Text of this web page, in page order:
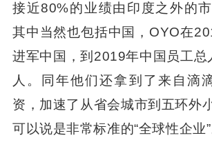
接近80%的业绩由印度之外的
其中当然也包括中国，OYO在
进军中国，到2019年中国员工总
人。同年他们还拿到了来自滴
资，加速了从省会城市到五环外
可以说是非常标准的“全球性企业”